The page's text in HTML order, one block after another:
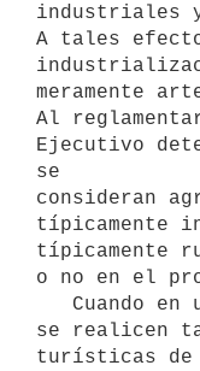
industriales
A tales
meramente
Al
Ejecutivo
se
consideran
típicamente
típicamente
o no en el
se realicen
turísticas de